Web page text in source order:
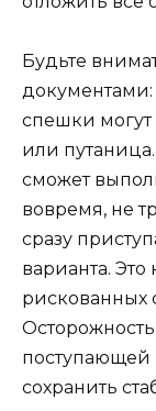
Будьте
документами:
спешки
или
сможет
вовремя, не
сразу
варианта.
рискованных
сохранить